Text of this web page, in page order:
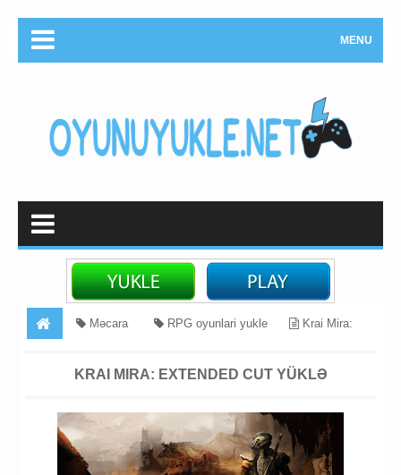
MENU
Məcara RPG oyunlari yukle Krai Mira:
KRAI MIRA: EXTENDED CUT YÜKLƏ